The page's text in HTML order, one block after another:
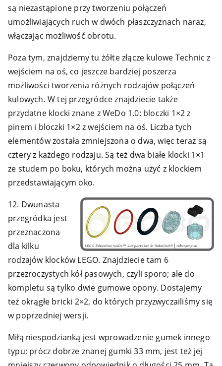
są niezastąpione przy tworzeniu połączeń
umożliwiających ruch w dwóch płaszczyznach naraz,
włączając możliwość obrotu.
Poza tym, znajdziemy tu żółte złącze kulowe Technic z
wejściem na oś, co jeszcze bardziej poszerza
możliwości tworzenia różnych rodzajów połączeń
kulowych. W tej przegródce znajdziecie także
przydatne klocki znane z WeDo 1.0: bloczki 1×2 z
pinem i bloczki 1×2 z wejściem na oś. Liczba tych
elementów została zmniejszona o dwa, więc teraz są
cztery z każdego rodzaju. Są też dwa białe klocki 1×1
ze studem po boku, których można użyć z klockiem
przedstawiającym oko.
12. Dwunasta
przegródka jest
przeznaczona
dla kilku
rodzajów klocków LEGO. Znajdziecie tam 6
przezroczystych kół pasowych, czyli sporo; ale do
kompletu są tylko dwie gumowe opony. Dostajemy
też okrągłe bricki 2×2, do których przyzwyczailiśmy się
w poprzedniej wersji.
Miłą niespodzianką jest wprowadzenie gumek innego
typu; prócz dobrze znanej gumki 33 mm, jest też jej